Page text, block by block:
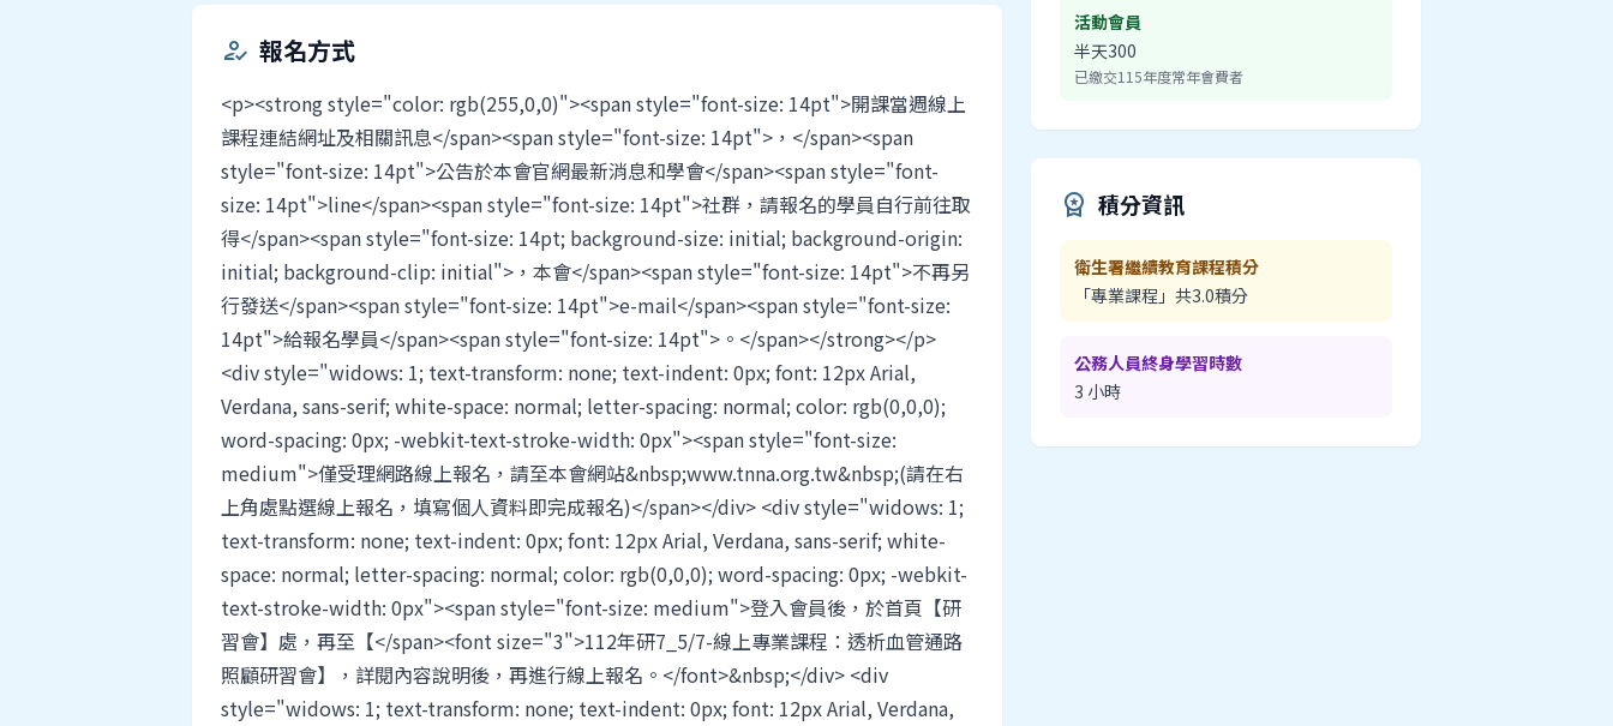
how_to_reg 報名方式
<p><strong style="color: rgb(255,0,0)"><span style="font-size: 14pt">開課當週線上
課程連結網址及相關訊息</span><span style="font-size: 14pt">，</span><span
style="font-size: 14pt">公告於本會官網最新消息和學會</span><span style="font-
size: 14pt">line</span><span style="font-size: 14pt">社群，請報名的學員自行前往取
得</span><span style="font-size: 14pt; background-size: initial; background-origin:
initial; background-clip: initial">，本會</span><span style="font-size: 14pt">不再另
行發送</span><span style="font-size: 14pt">e-mail</span><span style="font-size:
14pt">給報名學員</span><span style="font-size: 14pt">。</span></strong></p>
<div style="widows: 1; text-transform: none; text-indent: 0px; font: 12px Arial,
Verdana, sans-serif; white-space: normal; letter-spacing: normal; color: rgb(0,0,0);
word-spacing: 0px; -webkit-text-stroke-width: 0px"><span style="font-size:
medium">僅受理網路線上報名，請至本會網站&nbsp;www.tnna.org.tw&nbsp;(請在右
上角處點選線上報名，填寫個人資料即完成報名)</span></div> <div style="widows: 1;
text-transform: none; text-indent: 0px; font: 12px Arial, Verdana, sans-serif; white-
space: normal; letter-spacing: normal; color: rgb(0,0,0); word-spacing: 0px; -webkit-
text-stroke-width: 0px"><span style="font-size: medium">登入會員後，於首頁【研
習會】處，再至【</span><font size="3">112年研7_5/7-線上專業課程：透析血管通路
照顧研習會】，詳閱內容說明後，再進行線上報名。</font>&nbsp;</div> <div
style="widows: 1; text-transform: none; text-indent: 0px; font: 12px Arial, Verdana,
活動會員
半天300
已繳交115年度常年會費者
workspace_premium 積分資訊
衛生署繼續教育課程積分
「專業課程」共3.0積分
公務人員終身學習時數
3 小時